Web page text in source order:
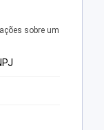
sobre um